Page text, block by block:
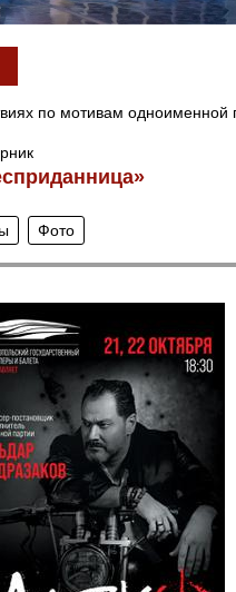
по мотивам одноименной
Фото